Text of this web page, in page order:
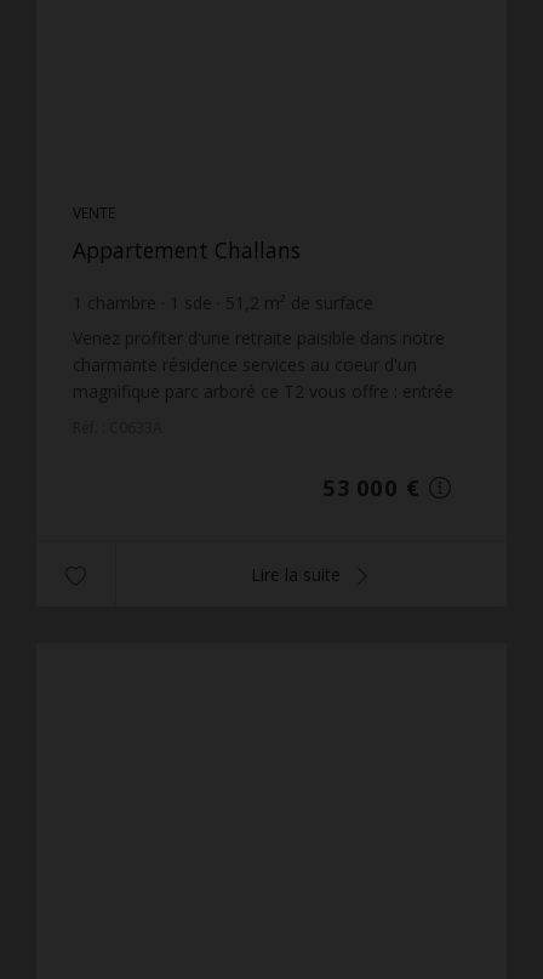
VENTE
Appartement Challans
1 chambre 1 sde 51,2 m² de surface
1 035,16 €
prix / m²
Venez profiter d'une retraite paisible dans notre
charmante résidence services au coeur d'un
magnifique parc arboré ce T2 vous offre : entrée
53 000 €
Lire la suite